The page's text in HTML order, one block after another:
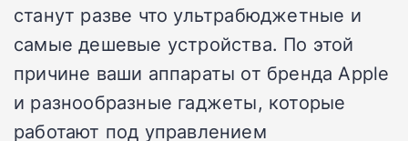
станут разве что ультрабюджетные и
самые дешевые устройства. По этой
причине ваши аппараты от бренда Apple
и разнообразные гаджеты, которые
работают под управлением